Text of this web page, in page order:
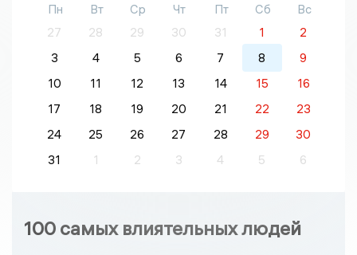
Пн Вт Ср Чт Пт Сб
Вс
27
28 29 30 31 1
2
3
4 5 6 7 8
9
10
11 12 13 14 15
16
17
18 19 20 21 22
23
24
25 26 27 28 29
30
31
1 2 3 4 5 6
100 самых влиятельных людей